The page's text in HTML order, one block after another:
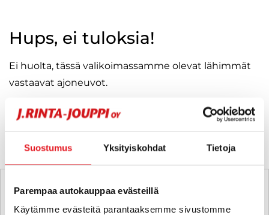
Suostumus Yksityiskohdat Tietoja
Parempaa autokauppaa evästeillä
Käytämme evästeitä parantaaksemme sivustomme
Hups, ei tuloksia!
Ei huolta, tässä valikoimassamme olevat lähimmät
vastaavat ajoneuvot.
KATSO VASTAAVANLAISET AUTOT